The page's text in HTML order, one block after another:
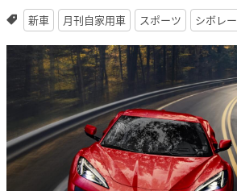
新車 月刊自家用車 スポーツ シボレー